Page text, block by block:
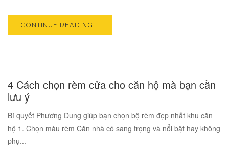
CONTINUE READING...
OCT
4 Cách chọn rèm cửa cho căn hộ mà bạn cần
lưu ý
Bí quyết Phương Dung giúp bạn chọn bộ rèm đẹp nhất khu căn
hộ 1. Chọn màu rèm Căn nhà có sang trọng và nổi bật hay không
phụ...